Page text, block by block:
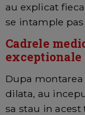
au explicat
se intample
Cadrele
exceptionale
Dupa
dilata, au
sa stau in